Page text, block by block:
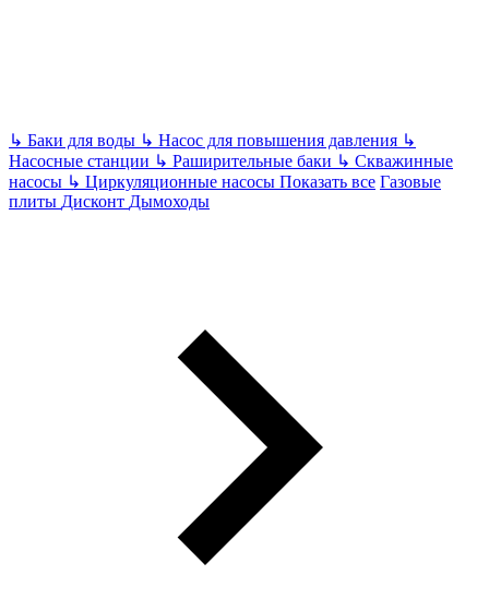
↳ Баки для воды ↳ Насос для повышения давления ↳
Насосные станции ↳ Раширительные баки ↳ Скважинные
насосы ↳ Циркуляционные насосы Показать все Газовые
плиты Дисконт Дымоходы